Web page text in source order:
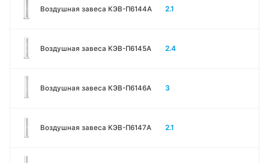
Воздушная завеса КЭВ-П6144A 2.1
Воздушная завеса КЭВ-П6145A 2.4
Воздушная завеса КЭВ-П6146A 3
Воздушная завеса КЭВ-П6147A 2.1